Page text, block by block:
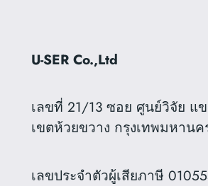
U-SER Co.,Ltd
เลขที่ 21/13 ซอย ศูนย์วิจัย แ
เขตห้วยขวาง กรุงเทพมหานค
เลขประจำตัวผู้เสียภาษี